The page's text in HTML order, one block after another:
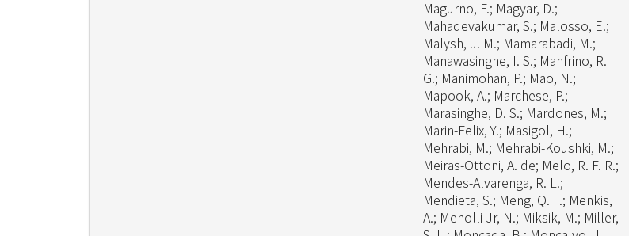
Magurno, F.; Magyar, D.;
Mahadevakumar, S.; Malosso, E.;
Malysh, J. M.; Mamarabadi, M.;
Manawasinghe, I. S.; Manfrino, R.
G.; Manimohan, P.; Mao, N.;
Mapook, A.; Marchese, P.;
Marasinghe, D. S.; Mardones, M.;
Marin-Felix, Y.; Masigol, H.;
Mehrabi, M.; Mehrabi-Koushki, M.;
Meiras-Ottoni, A. de; Melo, R. F. R.;
Mendes-Alvarenga, R. L.;
Mendieta, S.; Meng, Q. F.; Menkis,
A.; Menolli Jr, N.; Miksik, M.; Miller,